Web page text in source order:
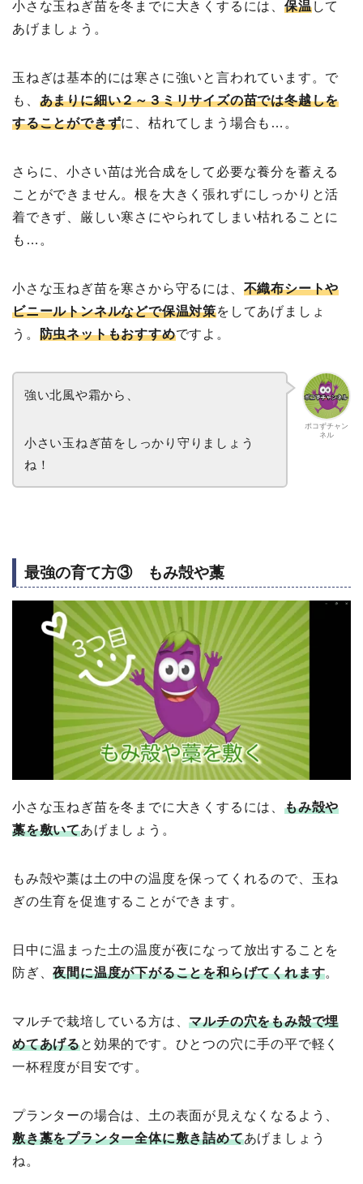
小さな玉ねぎ苗を冬までに大きくするには、 保温して
あげましょう。
玉ねぎは基本的には寒さに強いと言われています。で
も、 あまりに細い２～３ミリサイズの苗では冬越しを
することができずに、枯れてしまう場合も…。
さらに、小さい苗は光合成をして必要な養分を蓄える
ことができません。根を大きく張れずにしっかりと活
着できず、厳しい寒さにやられてしまい枯れることに
も…。
小さな玉ねぎ苗を寒さから守るには、 不織布シートや
ビニールトンネルなどで保温対策をしてあげましょ
う。 防虫ネットもおすすめですよ。
ポコずチャン
ネル
強い北風や霜から、
小さい玉ねぎ苗をしっかり守りましょう
ね！
最強の育て方③ もみ殻や藁
小さな玉ねぎ苗を冬までに大きくするには、 もみ殻や
藁を敷いてあげましょう。
もみ殻や藁は土の中の温度を保ってくれるので、玉ね
ぎの生育を促進することができます。
日中に温まった土の温度が夜になって放出することを
防ぎ、夜間に温度が下がることを和らげてくれます。
マルチで栽培している方は、マルチの穴をもみ殻で埋
めてあげると効果的です。ひとつの穴に手の平で軽く
一杯程度が目安です。
プランターの場合は、土の表面が見えなくなるよう、
敷き藁をプランター全体に敷き詰めてあげましょう
ね。